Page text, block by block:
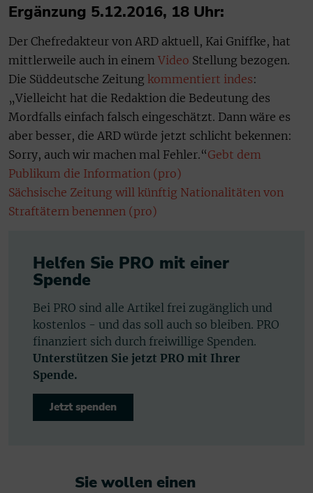
Ergänzung 5.12.2016, 18 Uhr:
Der Chefredakteur von ARD aktuell, Kai Gniffke, hat
mittlerweile auch in einem Video Stellung bezogen.
Die Süddeutsche Zeitung kommentiert indes:
„Vielleicht hat die Redaktion die Bedeutung des
Mordfalls einfach falsch eingeschätzt. Dann wäre es
aber besser, die ARD würde jetzt schlicht bekennen:
Sorry, auch wir machen mal Fehler.“Gebt dem
Publikum die Information (pro)
Sächsische Zeitung will künftig Nationalitäten von
Straftätern benennen (pro)
Helfen Sie PRO mit einer
Spende
Bei PRO sind alle Artikel frei zugänglich und
kostenlos - und das soll auch so bleiben. PRO
finanziert sich durch freiwillige Spenden.
Unterstützen Sie jetzt PRO mit Ihrer
Spende.
Jetzt spenden
Sie wollen einen